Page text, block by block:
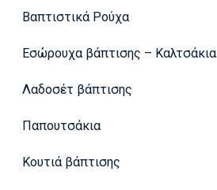
Βαπτιστικά Ρούχα
Εσώρουχα βάπτισης – Καλτσάκια
Λαδοσέτ βάπτισης
Παπουτσάκια
Κουτιά βάπτισης